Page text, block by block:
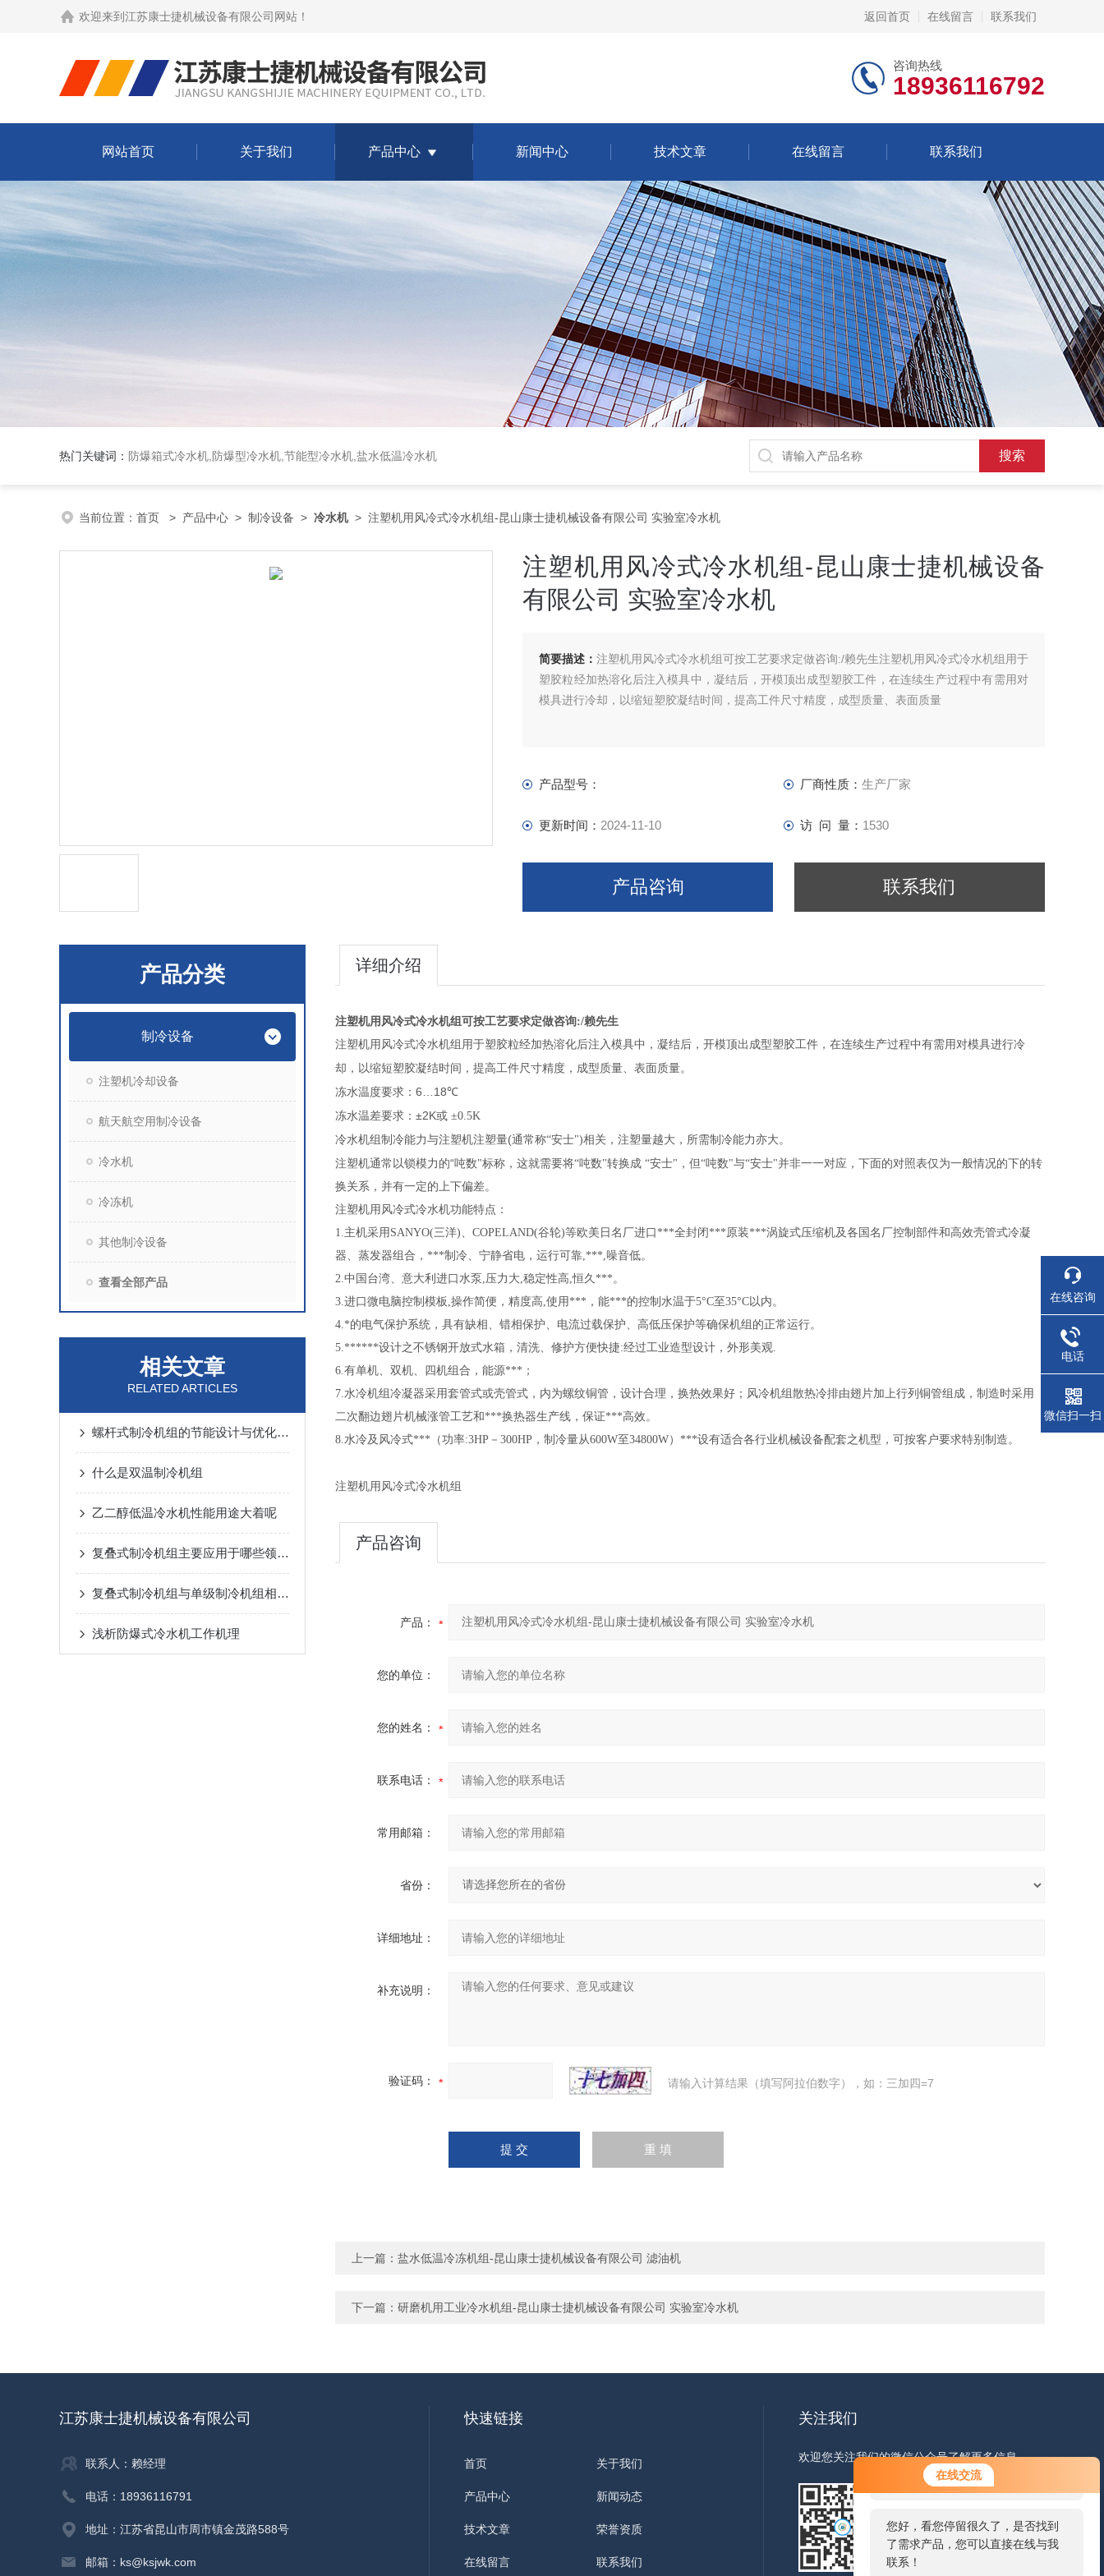
在线交流
您好！欢迎前来咨询，很高兴为您
服务，请问您要咨询什么问题呢？
您好，看您停留很久了，是否找到
了需求产品，您可以直接在线与我
联系！
欢迎来到 江苏康士捷机械设备有限公司网站 ！ 返回首页 在线留言 联系我们
咨询热线
18936116792
网站首页 关于我们 产品中心 新闻中心 技术文章 在线留言 联系我们
热门关键词： 防爆箱式冷水机,防爆型冷水机,节能型冷水机,盐水低温冷水机
当前位置： 首页 > 产品中心 > 制冷设备 > 冷水机> 注塑机用风冷式冷水机组-昆山康士捷机械设备有限公司 实验室冷水机
注塑机用风冷式冷水机组-昆山康士捷机械设备
有限公司 实验室冷水机
简要描述： 注塑机用风冷式冷水机组可按工艺要求定做咨询:/赖先生注塑机用风冷式冷水机组用于
塑胶粒经加热溶化后注入模具中，凝结后，开模顶出成型塑胶工件，在连续生产过程中有需用对
模具进行冷却，以缩短塑胶凝结时间，提高工件尺寸精度，成型质量、表面质量
产品型号： 厂商性质： 生产厂家
更新时间： 2024-11-10 访 问 量： 1530
产品咨询 联系我们
产品分类
制冷设备
注塑机冷却设备
航天航空用制冷设备
冷水机
冷冻机
其他制冷设备
查看全部产品
相关文章
RELATED ARTICLES
螺杆式制冷机组的节能设计与优化策略
什么是双温制冷机组
乙二醇低温冷水机性能用途大着呢
复叠式制冷机组主要应用于哪些领域？
复叠式制冷机组与单级制冷机组相比有哪些优势？
浅析​防爆式冷水机工作机理
详细介绍
注塑机用风冷式冷水机组可按工艺要求定做咨询:/赖先生
注塑机用风冷式冷水机组用于塑胶粒经加热溶化后注入模具中，凝结后，开模顶出成型塑胶工件，在连续生产过程中有需用对模具进行冷
却，以缩短塑胶凝结时间，提高工件尺寸精度，成型质量、表面质量。
冻水温度要求： 6…18℃
冻水温差要求： ±2K或 ±0.5K
冷水机组制冷能力与注塑机注塑量(通常称“安士")相关，注塑量越大，所需制冷能力亦大。
注塑机通常以锁模力的“吨数"标称，这就需要将“吨数"转换成 “安士" ，但“吨数"与“安士"并非一一对应，下面的对照表仅为一般情况的下的转
换关系，并有一定的上下偏差。
注塑机用风冷式冷水机功能特点：
1.主机采用SANYO(三洋)、COPELAND(谷轮)等欧美日名厂进口***全封闭***原装***涡旋式压缩机及各国名厂控制部件和高效壳管式冷凝
器、蒸发器组合，***制冷、宁静省电，运行可靠,***,噪音低。
2.中国台湾、意大利进口水泵,压力大,稳定性高,恒久***。
3.进口微电脑控制模板,操作简便，精度高,使用***，能***的控制水温于5°C至35°C以内。
4.*的电气保护系统，具有缺相、错相保护、电流过载保护、高低压保护等确保机组的正常运行。
5.******设计之不锈钢开放式水箱，清洗、修护方便快捷:经过工业造型设计，外形美观.
6.有单机、双机、四机组合，能源***；
7.水冷机组冷凝器采用套管式或壳管式，内为螺纹铜管，设计合理，换热效果好；风冷机组散热冷排由翅片加上行列铜管组成，制造时采用
二次翻边翅片机械涨管工艺和***换热器生产线，保证***高效。
8.水冷及风冷式***（功率:3HP －300HP ，制冷量从600W至34800W）***设有适合各行业机械设备配套之机型，可按客户要求特别制造。
注塑机用风冷式冷水机组
产品咨询
产品：
您的单位：
您的姓名：
联系电话：
常用邮箱：
省份：
详细地址：
补充说明：
验证码： 请输入计算结果（填写阿拉伯数字），如：三加四=7
上一篇： 盐水低温冷冻机组-昆山康士捷机械设备有限公司 滤油机
下一篇： 研磨机用工业冷水机组-昆山康士捷机械设备有限公司 实验室冷水机
江苏康士捷机械设备有限公司
联系人：赖经理
电话：18936116791
地址：江苏省昆山市周市镇金茂路588号
邮箱：ks@ksjwk.com
快速链接
首页 关于我们
产品中心 新闻动态
技术文章 荣誉资质
在线留言 联系我们
关注我们
欢迎您关注我们的微信公众号了解更多信息
扫一扫
关注我们
在线咨询
电话
微信扫一扫